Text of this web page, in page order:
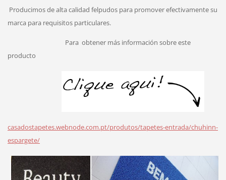
Producimos de alta calidad felpudos para promover efectivamente su
marca para requisitos particulares.
Para obtener más información sobre este
producto
casadostapetes.webnode.com.pt/produtos/tapetes-entrada/chuhinn-
espargete/